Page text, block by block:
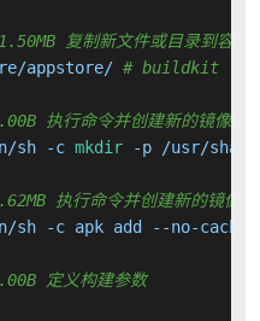
复制新文件或目录到容器
appstore/ # buildkit
执行命令并创建新的镜像层
sh -c mkdir -p /usr/
执行命令并创建新的镜像层
sh -c apk add --no-
定义构建参数